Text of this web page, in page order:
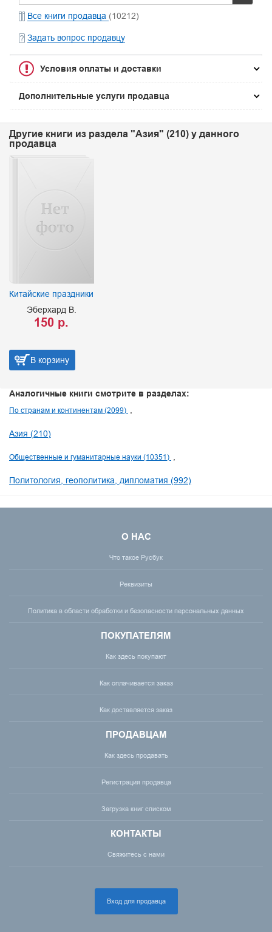
Все книги продавца (10212)
Задать вопрос продавцу
Условия оплаты и доставки
Дополнительные услуги продавца
Другие книги из раздела "Азия" (210) у данного
продавца
Китайские праздники
Эберхард В.
150 р.
В корзину
Аналогичные книги смотрите в разделах:
По странам и континентам (2099)
Азия (210)
Общественные и гуманитарные науки (10351)
Политология, геополитика, дипломатия (992)
О НАС
Что такое Русбук
Реквизиты
Политика в области обработки и безопасности персональных данных
ПОКУПАТЕЛЯМ
Как здесь покупают
Как оплачивается заказ
Как доставляется заказ
ПРОДАВЦАМ
Как здесь продавать
Регистрация продавца
Загрузка книг списком
КОНТАКТЫ
Свяжитесь с нами
Вход для продавца